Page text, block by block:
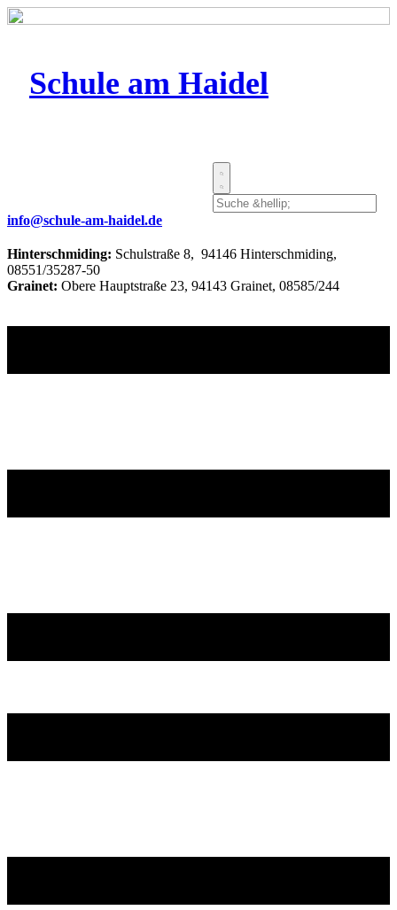
Schule am Haidel
info@schule-am-haidel.de
Hinterschmiding: Schulstraße 8, 94146 Hinterschmiding,
08551/35287-50
Grainet: Obere Hauptstraße 23, 94143 Grainet, 08585/244